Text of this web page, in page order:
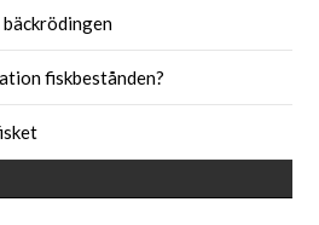
fiskbestånden?